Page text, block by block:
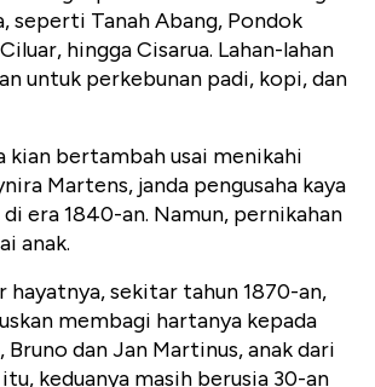
seperti Tanah Abang, Pondok
hingga Cisarua. Lahan-lahan
untuk perkebunan padi, kopi, dan
kian bertambah usai menikahi
Martens, janda pengusaha kaya
era 1840-an. Namun, pernikahan
anak.
hayatnya, sekitar tahun 1870-an,
membagi hartanya kepada
Bruno dan Jan Martinus, anak dari
keduanya masih berusia 30-an